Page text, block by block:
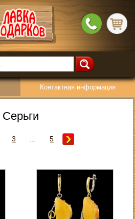
Контактная информация
Серьги
3 5